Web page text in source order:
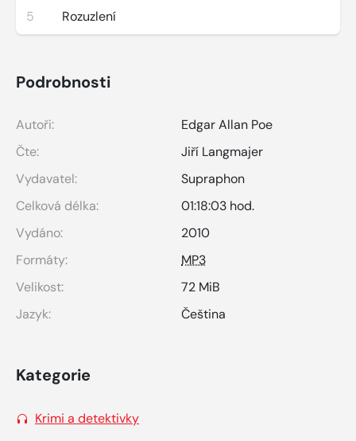
5 Rozuzlení
Podrobnosti
Autoři:
Edgar Allan Poe
Čte:
Jiří Langmajer
Vydavatel:
Supraphon
Celková délka:
01:18:03 hod.
Vydáno:
2010
Formáty:
MP3
Velikost:
72 MiB
Jazyk:
Čeština
Kategorie
Krimi a detektivky